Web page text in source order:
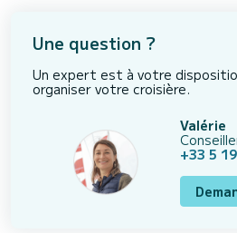
Une question ?
Un expert est à votre
organiser votre croisière.
Valérie
+33 5